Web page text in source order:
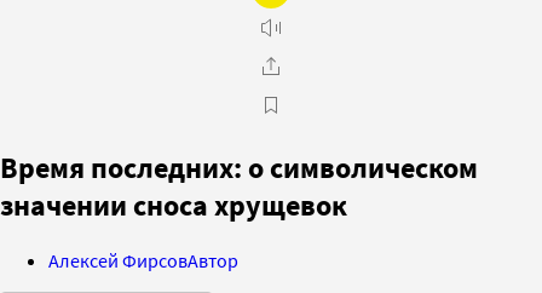
Время последних: о символическом
значении сноса хрущевок
Алексей ФирсовАвтор